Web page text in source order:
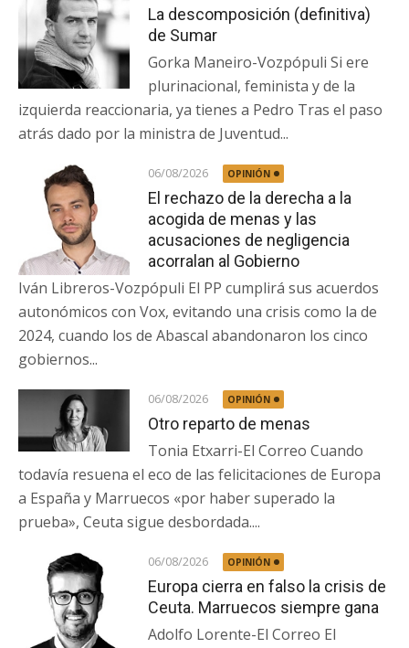
La descomposición (definitiva)
de Sumar
Gorka Maneiro-Vozpópuli Si ere
plurinacional, feminista y de la
izquierda reaccionaria, ya tienes a Pedro Tras el paso
atrás dado por la ministra de Juventud...
06/08/2026 OPINIÓN
El rechazo de la derecha a la
acogida de menas y las
acusaciones de negligencia
acorralan al Gobierno
Iván Libreros-Vozpópuli El PP cumplirá sus acuerdos
autonómicos con Vox, evitando una crisis como la de
2024, cuando los de Abascal abandonaron los cinco
gobiernos...
06/08/2026 OPINIÓN
Otro reparto de menas
Tonia Etxarri-El Correo Cuando
todavía resuena el eco de las felicitaciones de Europa
a España y Marruecos «por haber superado la
prueba», Ceuta sigue desbordada....
06/08/2026 OPINIÓN
Europa cierra en falso la crisis de
Ceuta. Marruecos siempre gana
Adolfo Lorente-El Correo El